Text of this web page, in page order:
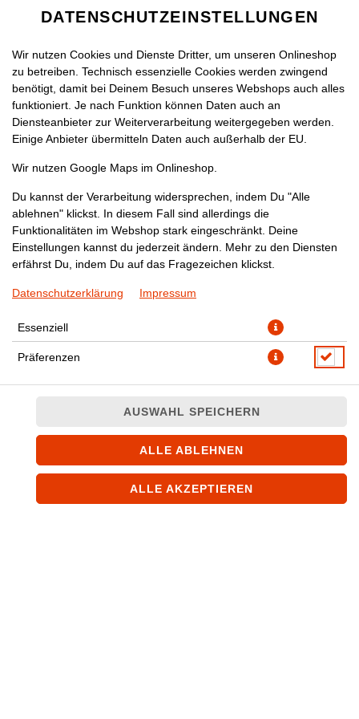
DE
SPRACHE ÄNDERN
MASHLI CURRY
Seelachsfilet in einer würzigen Currysauce, nach
nordindischer Art
DATENSCHUTZEINSTELLUNGEN
Wir nutzen Cookies und Dienste Dritter, um unseren Onlineshop
zu betreiben. Technisch essenzielle Cookies werden zwingend
benötigt, damit bei Deinem Besuch unseres Webshops auch alles
funktioniert. Je nach Funktion können Daten auch an
Diensteanbieter zur Weiterverarbeitung weitergegeben werden.
Einige Anbieter übermitteln Daten auch außerhalb der EU.
Wir nutzen Google Maps im Onlineshop.
Du kannst der Verarbeitung widersprechen, indem Du "Alle
ablehnen" klickst. In diesem Fall sind allerdings die
Funktionalitäten im Webshop stark eingeschränkt. Deine
Einstellungen kannst du jederzeit ändern. Mehr zu den Diensten
erfährst Du, indem Du auf das Fragezeichen klickst.
Datenschutzerklärung Impressum
Essenziell
Präferenzen
AUSWAHL SPEICHERN
ALLE ABLEHNEN
ALLE AKZEPTIEREN